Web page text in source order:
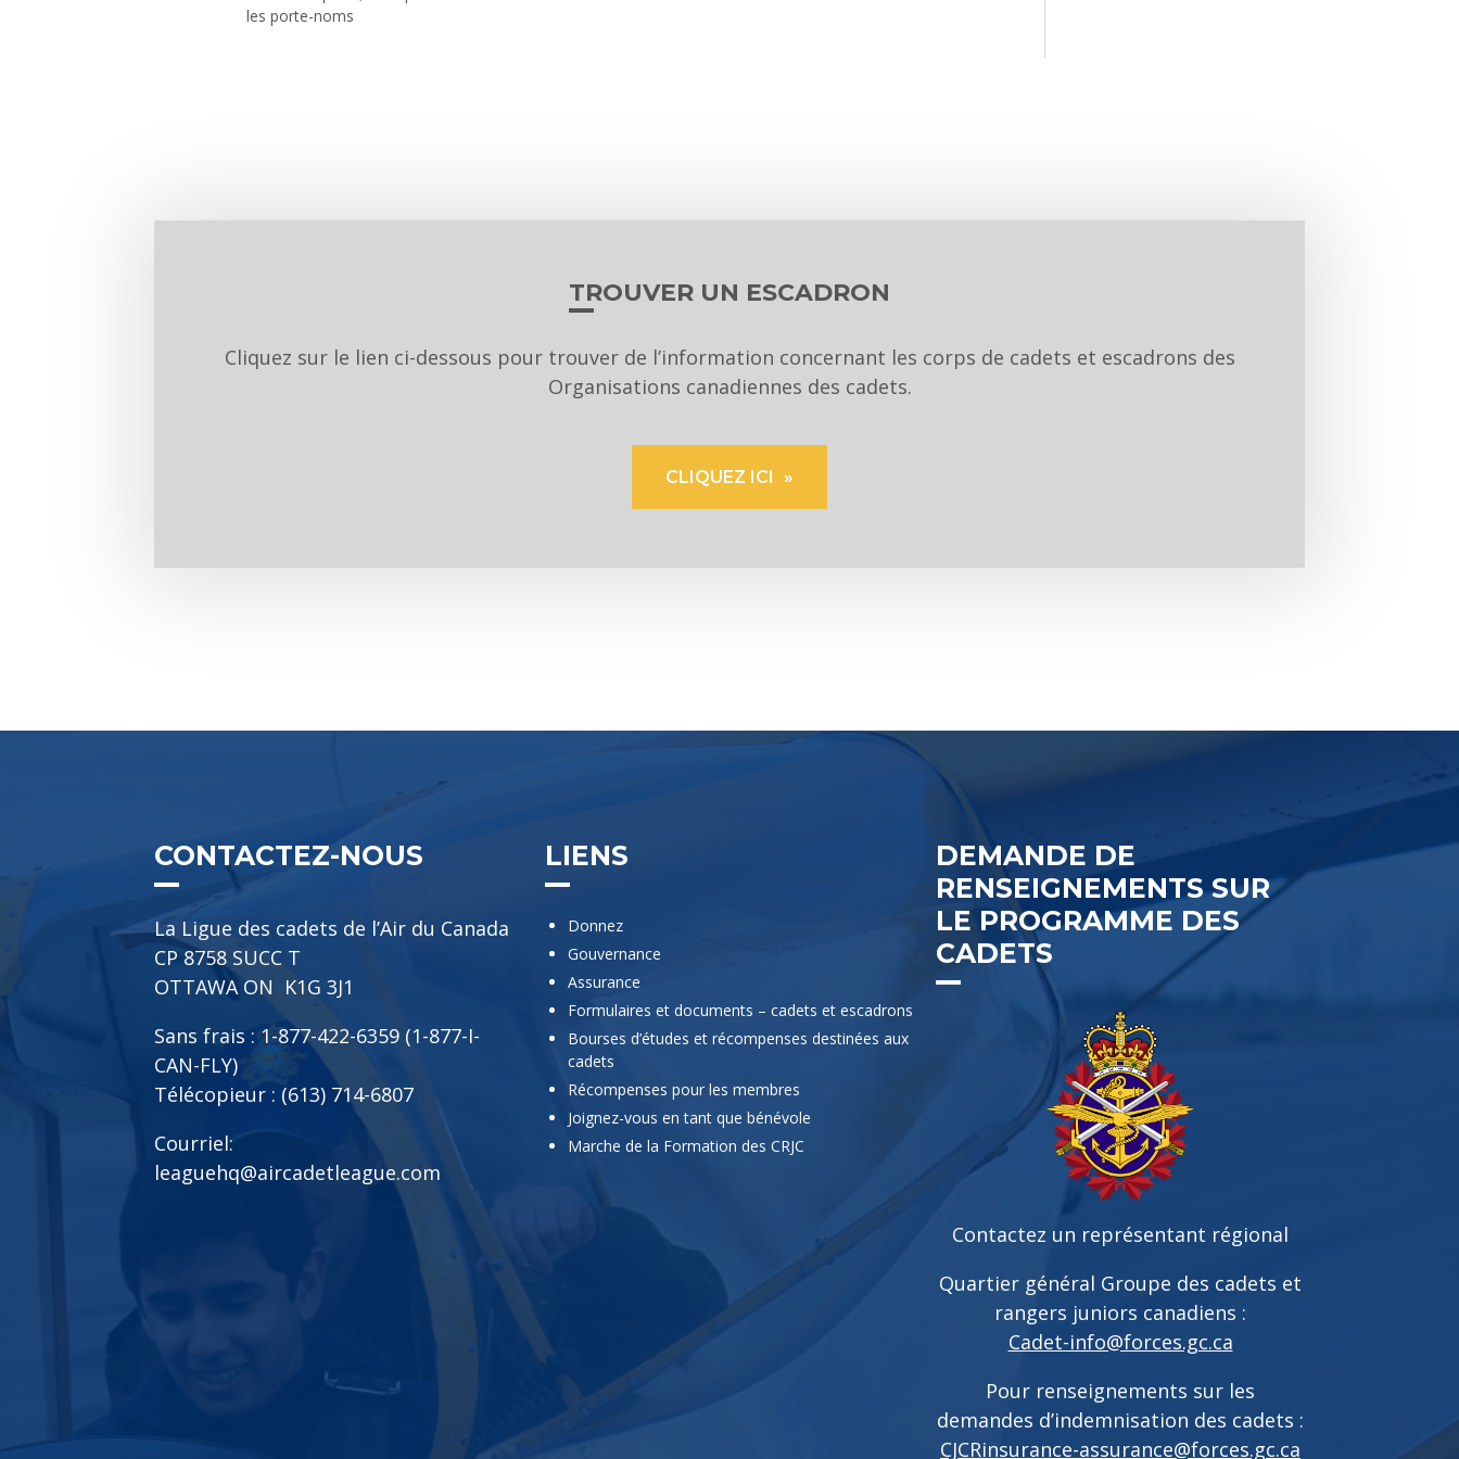
les porte-noms
TROUVER UN ESCADRON
Cliquez sur le lien ci-dessous pour trouver de l’information concernant les corps de cadets et escadrons des
Organisations canadiennes des cadets.
CLIQUEZ ICI
CONTACTEZ-NOUS
La Ligue des cadets de l’Air du Canada
CP 8758 SUCC T
OTTAWA ON K1G 3J1
Sans frais : 1-877-422-6359 (1-877-I-
CAN-FLY)
Télécopieur : (613) 714-6807
Courriel:
leaguehq@aircadetleague.com
LIENS
Donnez
Gouvernance
Assurance
Formulaires et documents – cadets et escadrons
Bourses d’études et récompenses destinées aux
cadets
Récompenses pour les membres
Joignez-vous en tant que bénévole
Marche de la Formation des CRJC
DEMANDE DE
RENSEIGNEMENTS SUR
LE PROGRAMME DES
CADETS
Contactez un représentant régional
Quartier général Groupe des cadets et
rangers juniors canadiens :
Cadet-info@forces.gc.ca
Pour renseignements sur les
demandes d’indemnisation des cadets :
CJCRinsurance-assurance@forces.gc.ca